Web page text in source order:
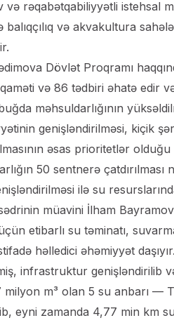
və rəqabətqabiliyyətli
və akvakultura
Dövlət Proqramı
və 86 tədbiri əhatə edir
məhsuldarlığının
genişləndirilməsi, kiçik
əsas prioritetlər
50 sentnerə
ilə su
müavini İlham
etibarlı su təminatı,
həlledici əhəmiyyət
infrastruktur genişləndirilib və
m³ olan 5 su anbarı —
eyni zamanda 4,77 min km